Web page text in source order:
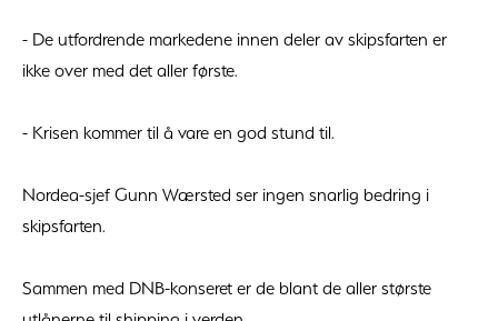
- De utfordrende markedene innen deler av skipsfarten er
ikke over med det aller første.
- Krisen kommer til å vare en god stund til.
Nordea-sjef Gunn Wærsted ser ingen snarlig bedring i
skipsfarten.
Sammen med DNB-konseret er de blant de aller største